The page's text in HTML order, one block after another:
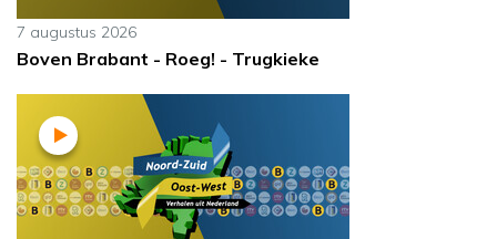
7 augustus 2026
Boven Brabant - Roeg! - Trugkieke